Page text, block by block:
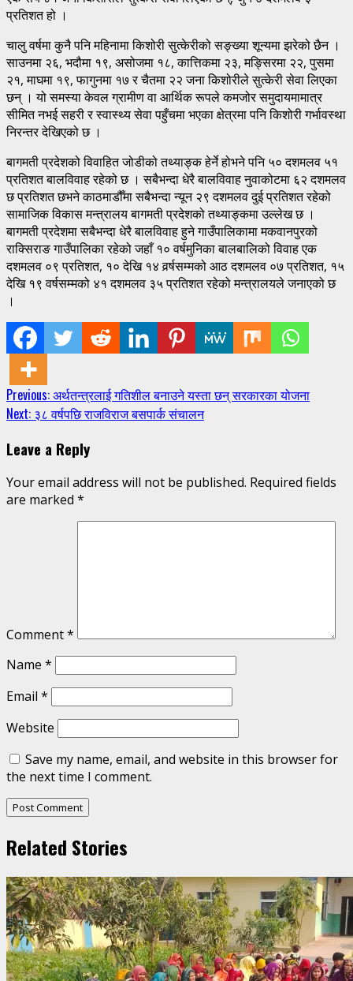
प्रतिशत हो ।
चालु वर्षमा कुनै पनि महिनामा किशोरी सुत्केरीको सङ्ख्या शून्यमा झरेको छैन ।
साउनमा २६, भदौमा १९, असोजमा १८, कात्तिकमा २३, मङ्सिरमा २२, पुसमा
२१, माघमा १९, फागुनमा १७ र चैतमा २२ जना किशोरीले सुत्केरी सेवा लिएका
छन् । यो समस्या केवल ग्रामीण वा आर्थिक रूपले कमजोर समुदायमामात्र
सीमित नभई सहरी र स्वास्थ्य सेवा पहुँचमा भएका क्षेत्रमा पनि किशोरी गर्भावस्था
निरन्तर देखिएको छ ।
बागमती प्रदेशको विवाहित जोडीको तथ्याङ्क हेर्ने होभने पनि ५० दशमलव ५१
प्रतिशत बालविवाह रहेको छ । सबैभन्दा धेरै बालविवाह नुवाकोटमा ६२ दशमलव
छ प्रतिशत छभने काठमाडौँमा सबैभन्दा न्यून २९ दशमलव दुई प्रतिशत रहेको
सामाजिक विकास मन्त्रालय बागमती प्रदेशको तथ्याङ्कमा उल्लेख छ ।
बागमती प्रदेशमा सबैभन्दा धेरै बालविवाह हुने गाउँपालिकामा मकवानपुरको
राक्सिराङ गाउँपालिका रहेको जहाँ १० वर्षमुनिका बालबालिको विवाह एक
दशमलव ०९ प्रतिशत, १० देखि १४ वर्र्षसम्मको आठ दशमलव ०७ प्रतिशत, १५
देखि १९ वर्षसम्मको ४१ दशमलव ३५ प्रतिशत रहेको मन्त्रालयले जनाएको छ
।
Continue
Reading
Previous:अर्थतन्त्रलाई गतिशील बनाउने यस्ता छन् सरकारका योजना
Next: ३८ वर्षपछि राजविराज बसपार्क संचालन
Leave a Reply
Your email address will not be published. Required fields
are marked *
Comment*
Name *
Email *
Website
Save my name, email, and website in this browser for
the next time I comment.
Related Stories